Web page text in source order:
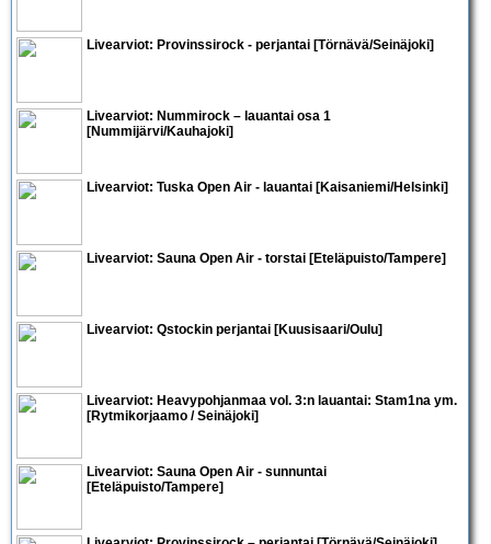
Livearviot: Provinssirock - perjantai [Törnävä/Seinäjoki]
Livearviot: Nummirock – lauantai osa 1
[Nummijärvi/Kauhajoki]
Livearviot: Tuska Open Air - lauantai [Kaisaniemi/Helsinki]
Livearviot: Sauna Open Air - torstai [Eteläpuisto/Tampere]
Livearviot: Qstockin perjantai [Kuusisaari/Oulu]
Livearviot: Heavypohjanmaa vol. 3:n lauantai: Stam1na ym.
[Rytmikorjaamo / Seinäjoki]
Livearviot: Sauna Open Air - sunnuntai
[Eteläpuisto/Tampere]